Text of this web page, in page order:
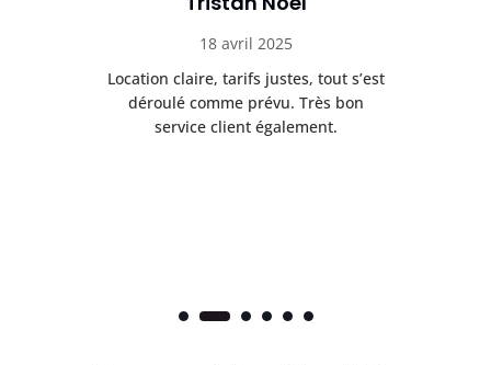
18 avril 2025
Location claire, tarifs justes, tout s’est
déroulé comme prévu. Très bon
service client également.